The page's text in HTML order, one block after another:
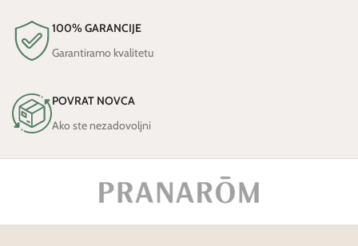
100% GARANCIJE
Garantiramo kvalitetu
POVRAT NOVCA
Ako ste nezadovoljni